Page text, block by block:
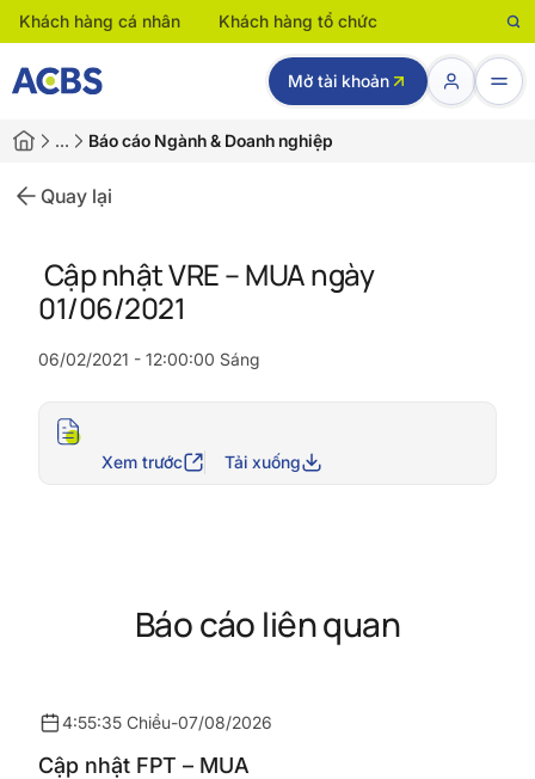
Khách hàng cá nhân Khách hàng tổ chức
Mở tài khoản
… Báo cáo Ngành & Doanh nghiệp
Quay lại
Cập nhật VRE – MUA ngày
01/06/2021
06/02/2021 - 12:00:00 Sáng
Xem trước Tải xuống
Báo cáo liên quan
4:55:35 Chiều-07/08/2026
Cập nhật FPT – MUA